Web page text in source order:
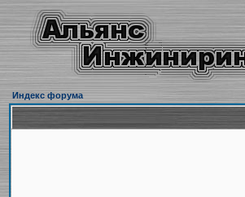
Индекс форума